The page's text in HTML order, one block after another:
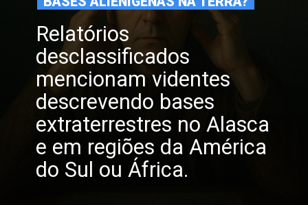
Relatórios
desclassificados
mencionam videntes
descrevendo bases
extraterrestres no Alasca
e em regiões da América
do Sul ou África.